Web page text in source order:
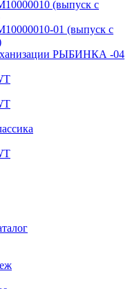
(выпуск с
01 (выпуск с
РЫБИНКА -04